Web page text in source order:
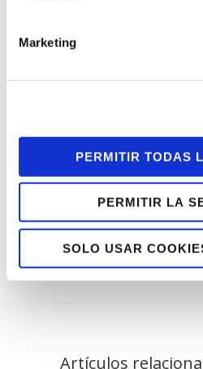
Marketing
PERMITIR TODAS
PERMITIR LA
SOLO USAR
que, como dice la
Lund, “Sin emoción no
Facebook Twitter
Pinterest
Google+
E-Mail
Artículos